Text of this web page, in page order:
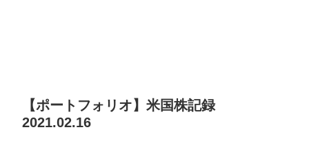
【ポートフォリオ】米国株記録
2021.02.16